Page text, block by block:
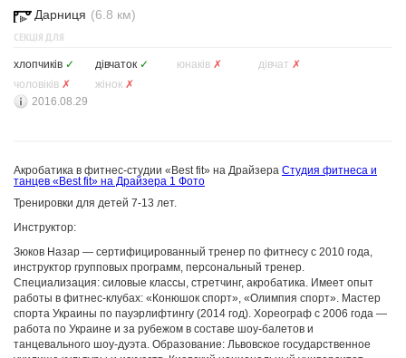
Дарниця (6.8 км)
СЕКЦІЯ ДЛЯ
хлопчиків ✓ дівчаток ✓ юнаків ✗ дівчат ✗
чоловіків ✗ жінок ✗
2016.08.29
Акробатика в фитнес-студии «Best fit» на Драйзера Студия фитнеса и
танцев «Best fit» на Драйзера 1 Фото
Тренировки для детей 7-13 лет.
Инструктор:
Зюков Назар — сертифицированный тренер по фитнесу с 2010 года,
инструктор групповых программ, персональный тренер.
Специализация: силовые классы, стретчинг, акробатика. Имеет опыт
работы в фитнес-клубах: «Конюшок спорт», «Олимпия спорт». Мастер
спорта Украины по пауэрлифтингу (2014 год). Хореограф с 2006 года —
работа по Украине и за рубежом в составе шоу-балетов и
танцевального шоу-дуэта. Образование: Львовское государственное